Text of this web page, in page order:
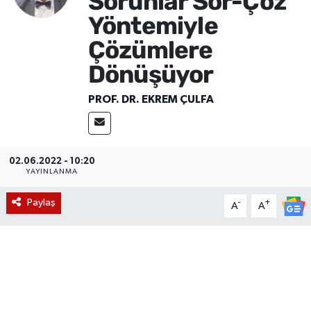
Yöntemiyle
Çözümlere
Dönüşüyor
PROF. DR. EKREM ÇULFA
02.06.2022 - 10:20
YAYINLANMA
Paylaş A- A+
Eğitim
Sivil Toplum
Etkinlikler